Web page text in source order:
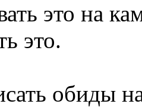
это на
это.
обиды